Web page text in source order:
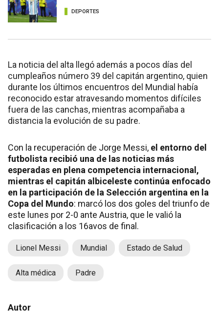
DEPORTES
La noticia del alta llegó además a pocos días del
cumpleaños número 39 del capitán argentino, quien
durante los últimos encuentros del Mundial había
reconocido estar atravesando momentos difíciles
fuera de las canchas, mientras acompañaba a
distancia la evolución de su padre.
Con la recuperación de Jorge Messi, el entorno del
futbolista recibió una de las noticias más
esperadas en plena competencia internacional,
mientras el capitán albiceleste continúa enfocado
en la participación de la Selección argentina en la
Copa del Mundo: marcó los dos goles del triunfo de
este lunes por 2-0 ante Austria, que le valió la
clasificación a los 16avos de final.
Lionel Messi Mundial Estado de Salud
Alta médica Padre
Autor